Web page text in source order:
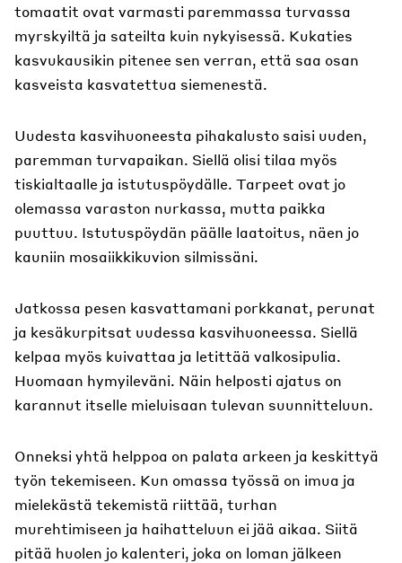
tomaatit ovat varmasti paremmassa turvassa
myrskyiltä ja sateilta kuin nykyisessä. Kukaties
kasvukausikin pitenee sen verran, että saa osan
kasveista kasvatettua siemenestä.
Uudesta kasvihuoneesta pihakalusto saisi uuden,
paremman turvapaikan. Siellä olisi tilaa myös
tiskialtaalle ja istutuspöydälle. Tarpeet ovat jo
olemassa varaston nurkassa, mutta paikka
puuttuu. Istutuspöydän päälle laatoitus, näen jo
kauniin mosaiikkikuvion silmissäni.
Jatkossa pesen kasvattamani porkkanat, perunat
ja kesäkurpitsat uudessa kasvihuoneessa. Siellä
kelpaa myös kuivattaa ja letittää valkosipulia.
Huomaan hymyileväni. Näin helposti ajatus on
karannut itselle mieluisaan tulevan suunnitteluun.
Onneksi yhtä helppoa on palata arkeen ja keskittyä
työn tekemiseen. Kun omassa työssä on imua ja
mielekästä tekemistä riittää, turhan
murehtimiseen ja haihatteluun ei jää aikaa. Siitä
pitää huolen jo kalenteri, joka on loman jälkeen